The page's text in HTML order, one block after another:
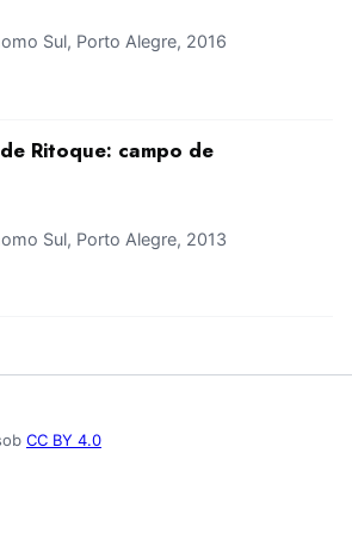
Sul, Porto Alegre, 2016
Ritoque: campo de
Sul, Porto Alegre, 2013
CC BY 4.0